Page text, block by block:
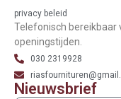
privacy beleid
Telefonisch
openingstijden.
030 2319928
Nieuwsbrief